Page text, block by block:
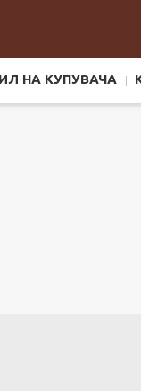
НА КУПУВАЧА